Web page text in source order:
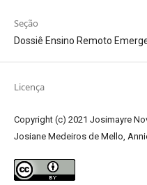
Seção
Dossiê Ensino Remoto
Licença
Copyright (c) 2021 Josimayre
Josiane Medeiros de Mello,